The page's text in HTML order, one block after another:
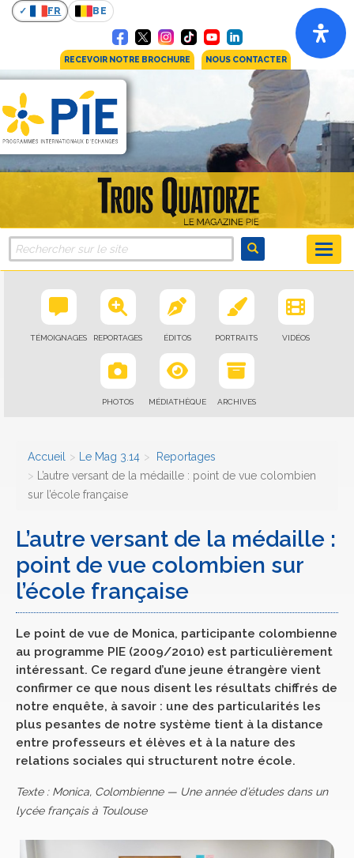
FR BE
RECEVOIR NOTRE BROCHURE NOUS CONTACTER
TÉMOIGNAGES REPORTAGES ÉDITOS PORTRAITS VIDÉOS
PHOTOS MÉDIATHÈQUE ARCHIVES
Accueil Le Mag 3.14
Reportages
L’autre versant de la médaille : point de vue colombien
sur l’école française
L’autre versant de la médaille :
point de vue colombien sur
l’école française
Le point de vue de Monica, participante colombienne
au programme PIE (2009/2010) est particulièrement
intéressant. Ce regard d’une jeune étrangère vient
confirmer ce que nous disent les résultats chiffrés de
notre enquête, à savoir : une des particularités les
plus pesantes de notre système tient à la distance
entre professeurs et élèves et à la nature des
relations sociales qui structurent notre école.
Texte : Monica, Colombienne — Une année d’études dans un
lycée français à Toulouse